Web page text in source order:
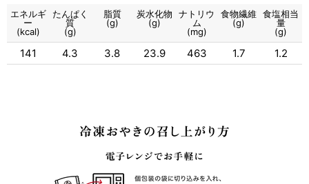
エネルギ
ー
(kcal)
たんぱく
質
(g)
脂質
(g)
炭水化物
(g)
ナトリウ
ム
(mg)
食物繊維
(g)
食塩相当
量
(g)
141 4.3 3.8 23.9 463 1.7 1.2